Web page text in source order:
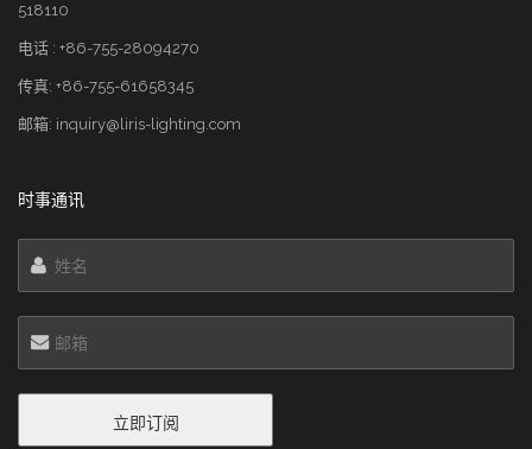
518110
电话 : +86-755-28094270
传真: +86-755-61658345
邮箱: inquiry@liris-lighting.com
时事通讯